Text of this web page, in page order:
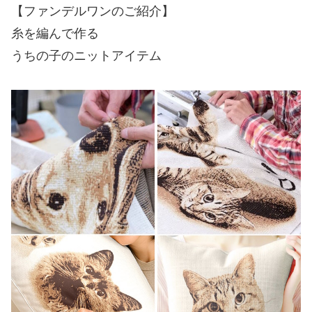
【ファンデルワンのご紹介】
糸を編んで作る
うちの子のニットアイテム